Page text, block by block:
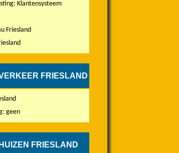
Klantensysteem
Friesland
FRIESLAND
geen
FRIESLAND